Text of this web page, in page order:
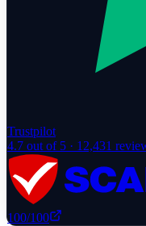
Trustpilot
4.7 out of 5 · 12,431
100/100